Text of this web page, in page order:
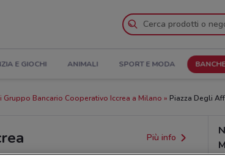
E GIOCHI ANIMALI SPORT E MODA
Gruppo Bancario Cooperativo Iccrea a Milano Piazza Degli
Più info